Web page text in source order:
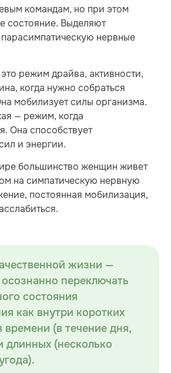
командам, но при этом
состояние. Выделяют
нервные
режим драйва, активности,
когда нужно собраться
мобилизует силы организма.
— режим, когда
Она способствует
и энергии.
большинство женщин живет
на симпатическую нервную
постоянная мобилизация,
жизни —
переключать
состояния
как внутри коротких
(в течение дня,
длинных (несколько